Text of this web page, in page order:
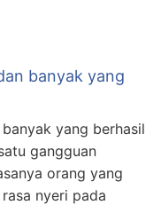
banyak yang
yang berhasil
gangguan
orang yang
nyeri pada